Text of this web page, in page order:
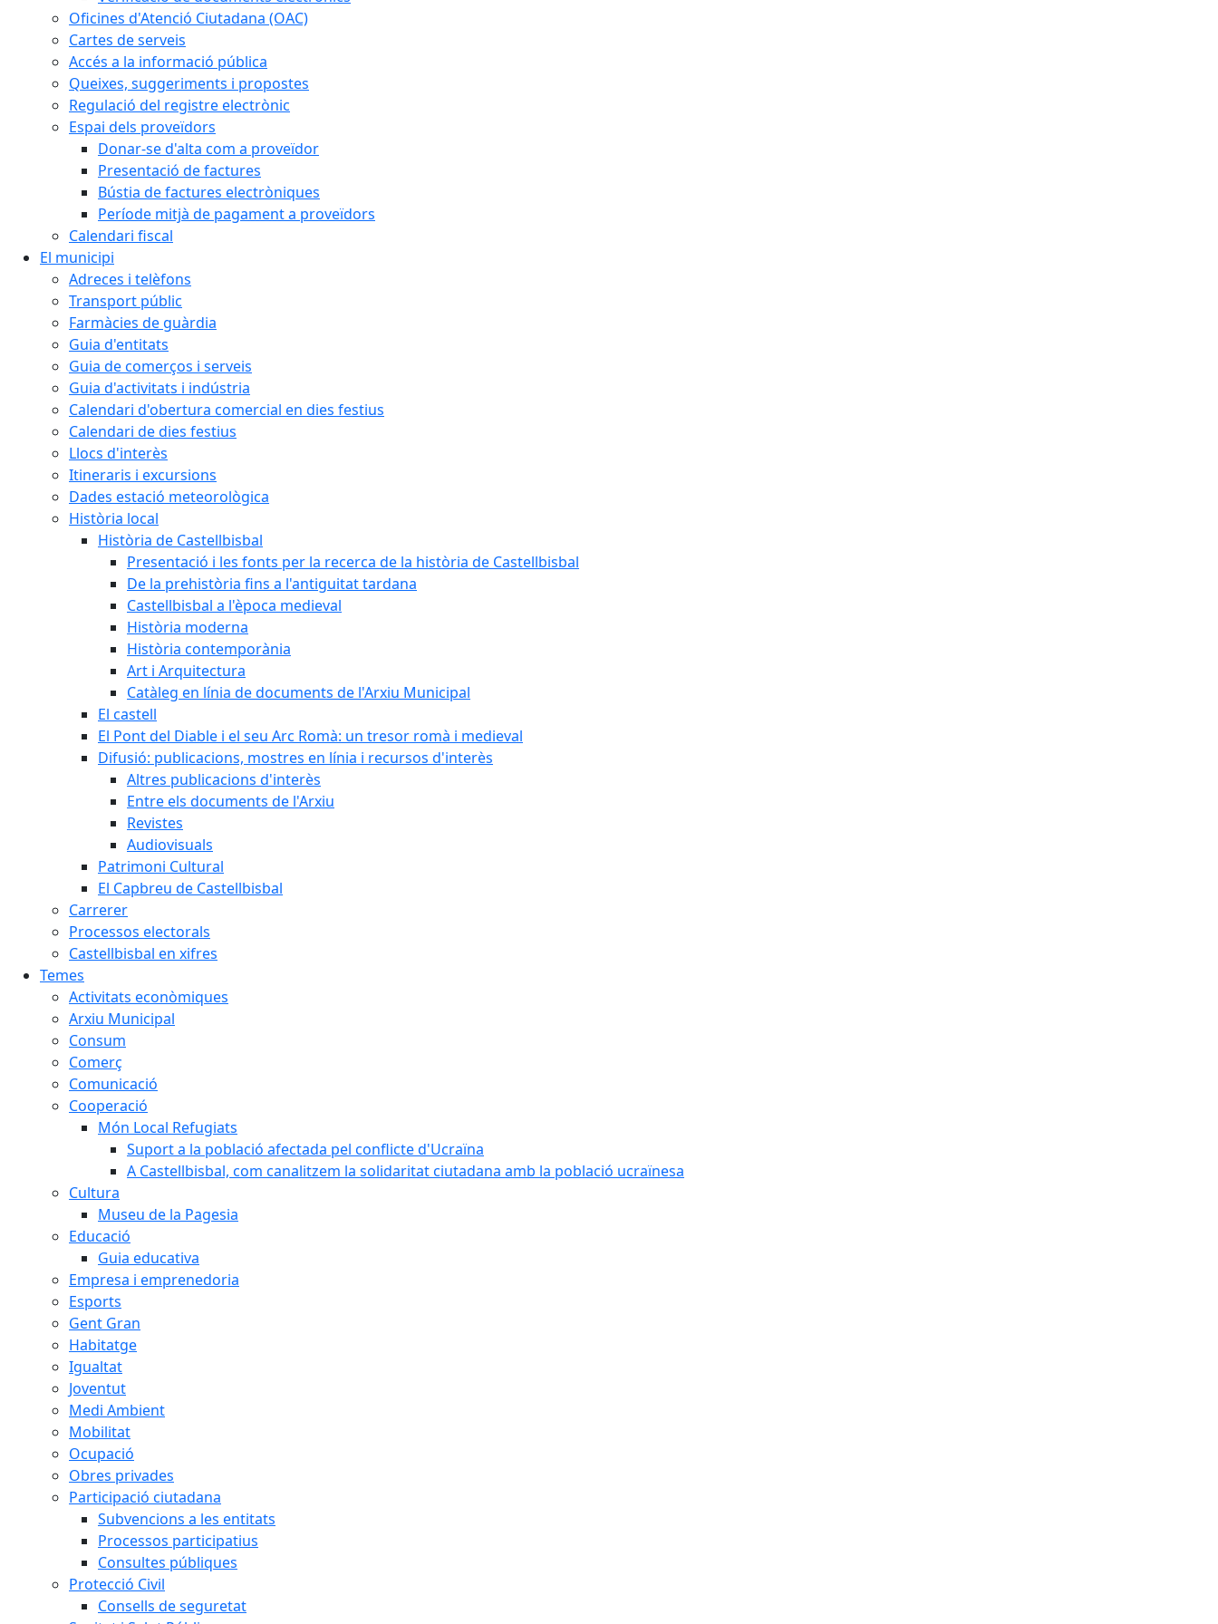
Oficines d'Atenció Ciutadana (OAC)
Cartes de serveis
Accés a la informació pública
Queixes, suggeriments i propostes
Regulació del registre electrònic
Espai dels proveïdors
Donar-se d'alta com a proveïdor
Presentació de factures
Bústia de factures electròniques
Període mitjà de pagament a proveïdors
Calendari fiscal
El municipi
Adreces i telèfons
Transport públic
Farmàcies de guàrdia
Guia d'entitats
Guia de comerços i serveis
Guia d'activitats i indústria
Calendari d'obertura comercial en dies festius
Calendari de dies festius
Llocs d'interès
Itineraris i excursions
Dades estació meteorològica
Història local
Història de Castellbisbal
Presentació i les fonts per la recerca de la història de Castellbisbal
De la prehistòria fins a l'antiguitat tardana
Castellbisbal a l'època medieval
Història moderna
Història contemporània
Art i Arquitectura
Catàleg en línia de documents de l'Arxiu Municipal
El castell
El Pont del Diable i el seu Arc Romà: un tresor romà i medieval
Difusió: publicacions, mostres en línia i recursos d'interès
Altres publicacions d'interès
Entre els documents de l'Arxiu
Revistes
Audiovisuals
Patrimoni Cultural
El Capbreu de Castellbisbal
Carrerer
Processos electorals
Castellbisbal en xifres
Temes
Activitats econòmiques
Arxiu Municipal
Consum
Comerç
Comunicació
Cooperació
Món Local Refugiats
Suport a la població afectada pel conflicte d'Ucraïna
A Castellbisbal, com canalitzem la solidaritat ciutadana amb la població ucraïnesa
Cultura
Museu de la Pagesia
Educació
Guia educativa
Empresa i emprenedoria
Esports
Gent Gran
Habitatge
Igualtat
Joventut
Medi Ambient
Mobilitat
Ocupació
Obres privades
Participació ciutadana
Subvencions a les entitats
Processos participatius
Consultes públiques
Protecció Civil
Consells de seguretat